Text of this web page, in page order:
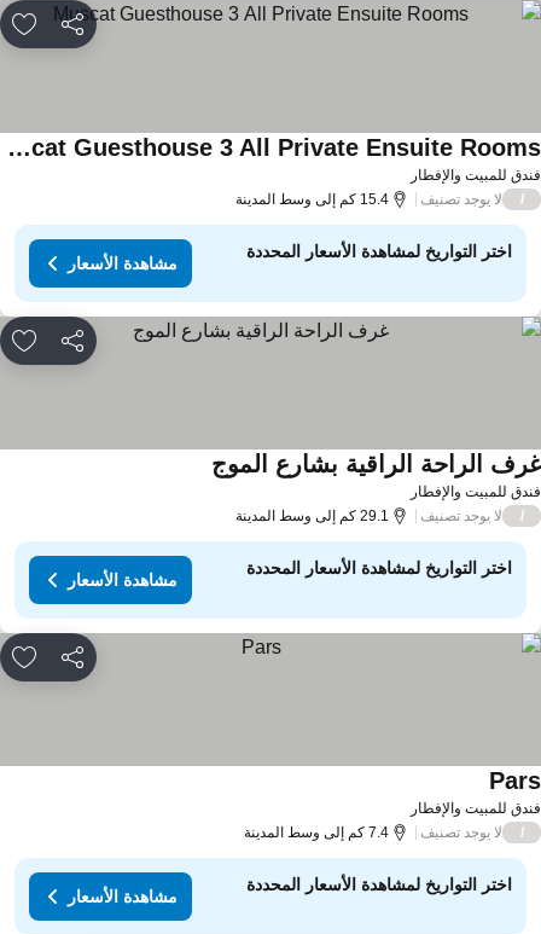
مشاركة
للمبيت والإفطار
Muscat Guesthouse 3 All Private Ensuite Rooms
الأسعار
لا يوجد تصنيف 15.4 كم إلى وسط المدينة
اختر التواريخ لمشاهدة الأسعار المحددة
مشاهدة الأسعار
مشاركة
للمبيت والإفطار
الراحة الراقية بشارع الموجمشاهدة الأسعار
لا يوجد تصنيف 29.1 كم إلى وسط المدينة
اختر التواريخ لمشاهدة الأسعار المحددة
مشاهدة الأسعار
مشاركة
للمبيت والإفطار
مشاهدة الأسعار
لا يوجد تصنيف 7.4 كم إلى وسط المدينة
اختر التواريخ لمشاهدة الأسعار المحددة
مشاهدة الأسعار